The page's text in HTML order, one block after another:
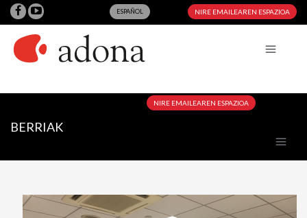
ESPAÑOL NIRE EMAILEAREN ESPAZIOA
NIRE EMAILEAREN ESPAZIOA
BERRIAK